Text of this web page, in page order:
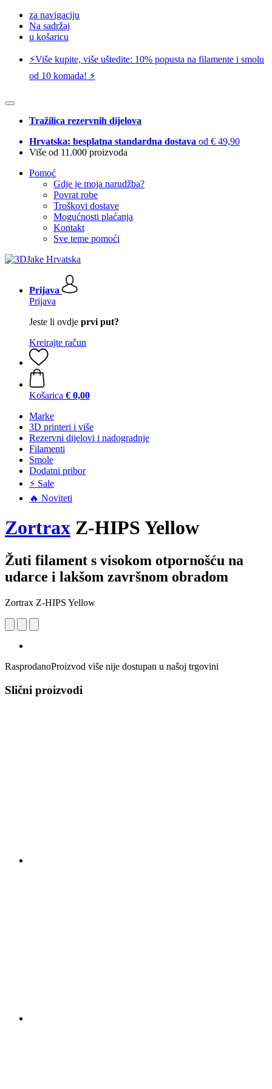
za navigaciju
Na sadržaj
u košaricu
⚡️Više kupite, više uštedite: 10% popusta na filamente i smolu
od 10 komada! ⚡️
Tražilica rezervnih dijelova
Hrvatska: besplatna standardna dostava od € 49,90
Više od 11.000 proizvoda
Pomoć
Gdje je moja narudžba?
Povrat robe
Troškovi dostave
Mogućnosti plaćanja
Kontakt
Sve teme pomoći
Prijava
Prijava
Jeste li ovdje prvi put?
Kreirajte račun
Košarica € 0,00
Marke
3D printeri i više
Rezervni dijelovi i nadogradnje
Filamenti
Smole
Dodatni pribor
⚡ Sale
🔥 Noviteti
Zortrax Z-HIPS Yellow
Žuti filament s visokom otpornošću na
udarce i lakšom završnom obradom
Zortrax Z-HIPS Yellow
RasprodanoProizvod više nije dostupan u našoj trgovini
Slični proizvodi